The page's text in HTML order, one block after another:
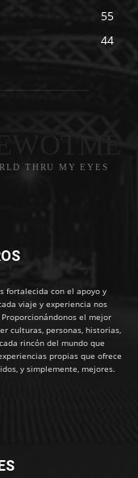
55
44
THRU MY EYES
fortalecida con el apoyo y
viaje y experiencia nos
el mejor
culturas, personas, historias,
rincón del mundo que
propias que ofrece
y simplemente, mejores.